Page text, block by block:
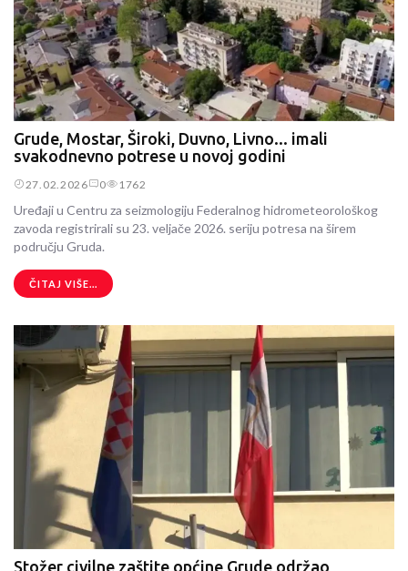
Grude, Mostar, Široki, Duvno, Livno... imali
svakodnevno potrese u novoj godini
27.02.2026 0 1762
Uređaji u Centru za seizmologiju Federalnog hidrometeorološkog
zavoda registrirali su 23. veljače 2026. seriju potresa na širem
području Gruda.
ČITAJ VIŠE...
Stožer civilne zaštite općine Grude održao